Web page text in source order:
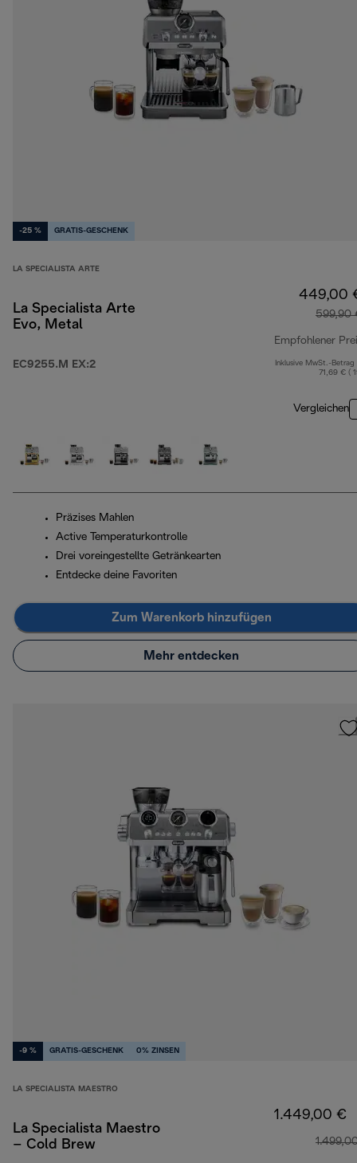
-25 % GRATIS-GESCHENK
LA SPECIALISTA ARTE
La Specialista Arte
Evo, Metal
EC9255.M EX:2
449,00
599,90
Empfohlener
Inklusive MwSt.-Betrag
71,69 € (
Vergleichen
Präzises Mahlen
Active Temperaturkontrolle
Drei voreingestellte Getränkearten
Entdecke deine Favoriten
Zum Warenkorb hinzufügen
Mehr entdecken
-9 % GRATIS-GESCHENK 0% ZINSEN
LA SPECIALISTA MAESTRO
La Specialista Maestro
– Cold Brew
1.449,00 €